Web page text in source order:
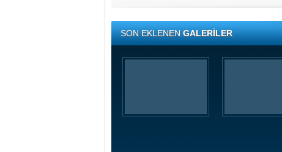
SON EKLENENGALERİLER